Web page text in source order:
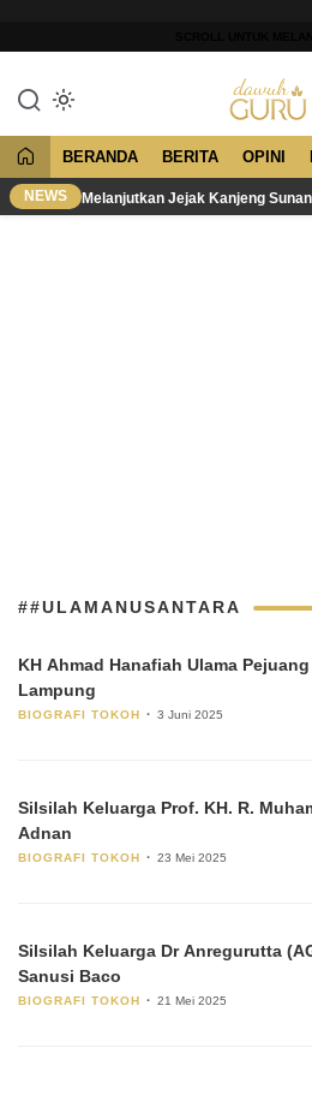
konten
Dawuh Guru
Merawat Tradisi,
BERANDA BERITA OPINI
NEWS Melanjutkan Jejak Kanjeng
##ULAMANUSANTARA
KH Ahmad Hanafiah Ulama
Lampung
BIOGRAFI TOKOH 3 Juni 2025
Silsilah Keluarga Prof. KH. R.
Adnan
BIOGRAFI TOKOH 23 Mei 2025
Silsilah Keluarga Dr Anregurutta
Sanusi Baco
BIOGRAFI TOKOH 21 Mei 2025